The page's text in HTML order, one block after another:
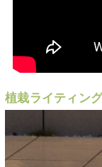
植栽ライティン